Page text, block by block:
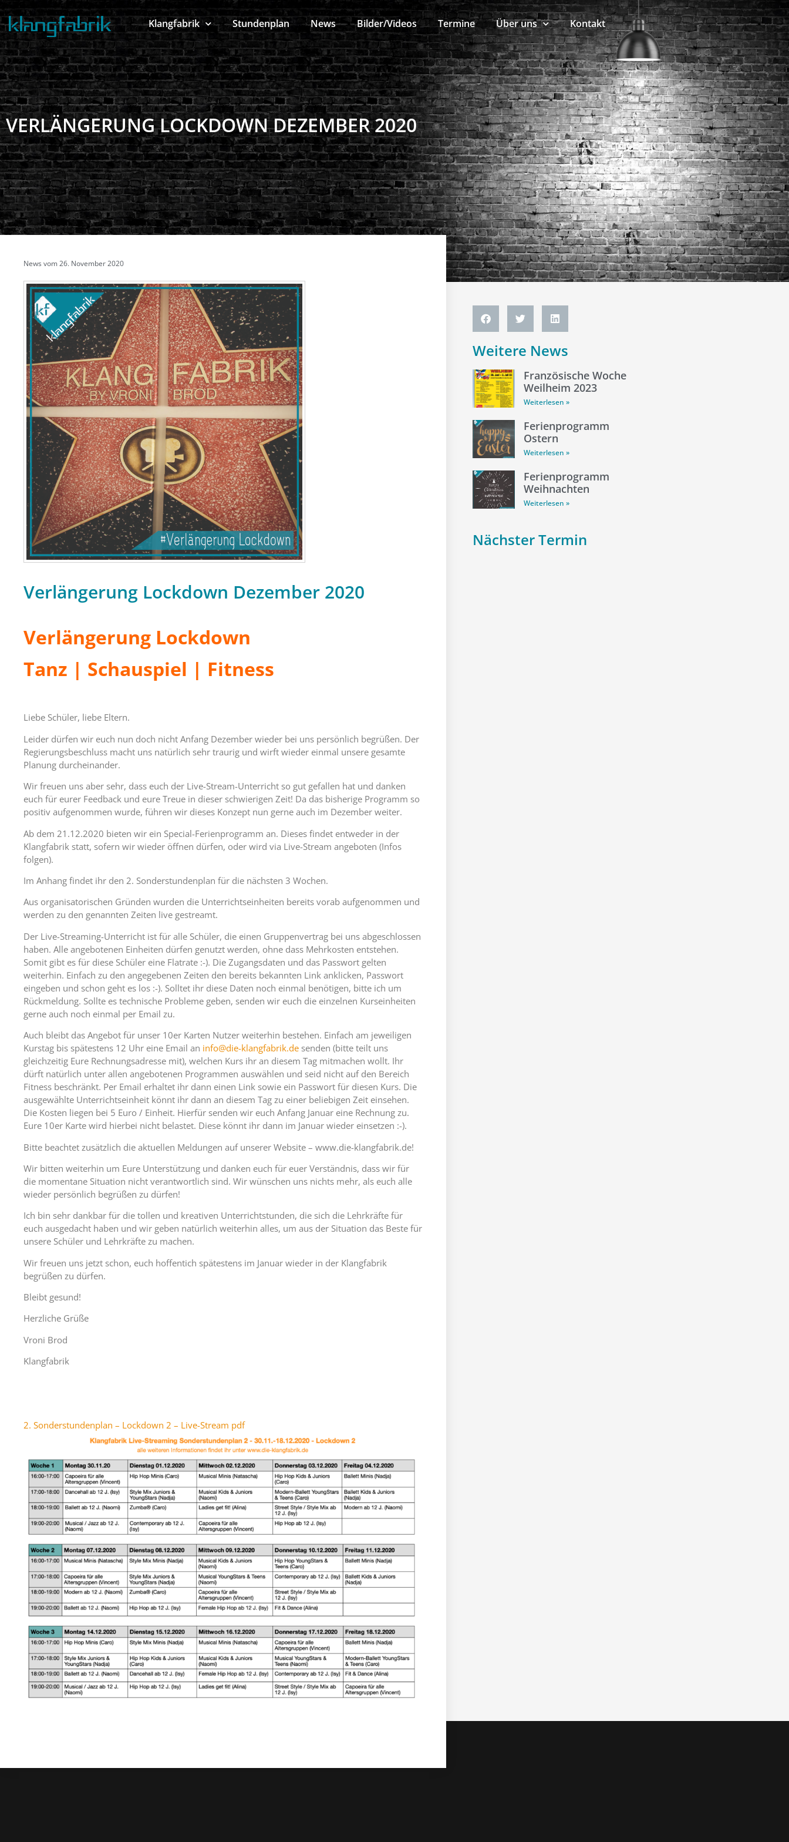
Klangfabrik Stundenplan News Bilder/Videos Termine Über uns Kontakt
VERLÄNGERUNG LOCKDOWN DEZEMBER 2020
News vom26. November 2020
Verlängerung Lockdown Dezember 2020
Verlängerung Lockdown
Tanz | Schauspiel | Fitness
Liebe Schüler, liebe Eltern.
Leider dürfen wir euch nun doch nicht Anfang Dezember wieder bei uns persönlich begrüßen. Der
Regierungsbeschluss macht uns natürlich sehr traurig und wirft wieder einmal unsere gesamte
Planung durcheinander.
Wir freuen uns aber sehr, dass euch der Live-Stream-Unterricht so gut gefallen hat und danken
euch für eurer Feedback und eure Treue in dieser schwierigen Zeit! Da das bisherige Programm so
positiv aufgenommen wurde, führen wir dieses Konzept nun gerne auch im Dezember weiter.
Ab dem 21.12.2020 bieten wir ein Special-Ferienprogramm an. Dieses findet entweder in der
Klangfabrik statt, sofern wir wieder öffnen dürfen, oder wird via Live-Stream angeboten (Infos
folgen).
Im Anhang findet ihr den 2. Sonderstundenplan für die nächsten 3 Wochen.
Aus organisatorischen Gründen wurden die Unterrichtseinheiten bereits vorab aufgenommen und
werden zu den genannten Zeiten live gestreamt.
Der Live-Streaming-Unterricht ist für alle Schüler, die einen Gruppenvertrag bei uns abgeschlossen
haben. Alle angebotenen Einheiten dürfen genutzt werden, ohne dass Mehrkosten entstehen.
Somit gibt es für diese Schüler eine Flatrate :-). Die Zugangsdaten und das Passwort gelten
weiterhin. Einfach zu den angegebenen Zeiten den bereits bekannten Link anklicken, Passwort
eingeben und schon geht es los :-). Solltet ihr diese Daten noch einmal benötigen, bitte ich um
Rückmeldung. Sollte es technische Probleme geben, senden wir euch die einzelnen Kurseinheiten
gerne auch noch einmal per Email zu.
Auch bleibt das Angebot für unser 10er Karten Nutzer weiterhin bestehen. Einfach am jeweiligen
Kurstag bis spätestens 12 Uhr eine Email an info@die-klangfabrik.de senden (bitte teilt uns
gleichzeitig Eure Rechnungsadresse mit), welchen Kurs ihr an diesem Tag mitmachen wollt. Ihr
dürft natürlich unter allen angebotenen Programmen auswählen und seid nicht auf den Bereich
Fitness beschränkt. Per Email erhaltet ihr dann einen Link sowie ein Passwort für diesen Kurs. Die
ausgewählte Unterrichtseinheit könnt ihr dann an diesem Tag zu einer beliebigen Zeit einsehen.
Die Kosten liegen bei 5 Euro / Einheit. Hierfür senden wir euch Anfang Januar eine Rechnung zu.
Eure 10er Karte wird hierbei nicht belastet. Diese könnt ihr dann im Januar wieder einsetzen :-).
Bitte beachtet zusätzlich die aktuellen Meldungen auf unserer Website – www.die-klangfabrik.de!
Wir bitten weiterhin um Eure Unterstützung und danken euch für euer Verständnis, dass wir für
die momentane Situation nicht verantwortlich sind. Wir wünschen uns nichts mehr, als euch alle
wieder persönlich begrüßen zu dürfen!
Ich bin sehr dankbar für die tollen und kreativen Unterrichtstunden, die sich die Lehrkräfte für
euch ausgedacht haben und wir geben natürlich weiterhin alles, um aus der Situation das Beste für
unsere Schüler und Lehrkräfte zu machen.
Wir freuen uns jetzt schon, euch hoffentich spätestens im Januar wieder in der Klangfabrik
begrüßen zu dürfen.
Bleibt gesund!
Herzliche Grüße
Vroni Brod
Klangfabrik
2. Sonderstundenplan – Lockdown 2 – Live-Stream pdf
Weitere News
Französische Woche
Weilheim 2023
Weiterlesen »
Ferienprogramm
Ostern
Weiterlesen »
Ferienprogramm
Weihnachten
Weiterlesen »
Nächster Termin